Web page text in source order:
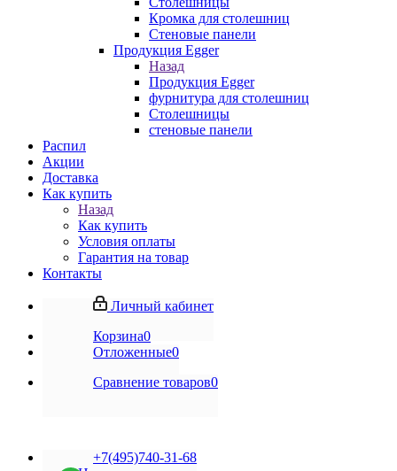
Кромка для столешниц
Стеновые панели
Продукция Egger
Назад
Продукция Egger
фурнитура для столешниц
Столешницы
стеновые панели
Распил
Акции
Доставка
Как купить
Назад
Как купить
Условия оплаты
Гарантия на товар
Контакты
Личный кабинет
Корзина0
Отложенные0
Сравнение товаров0
+7(495)740-31-68